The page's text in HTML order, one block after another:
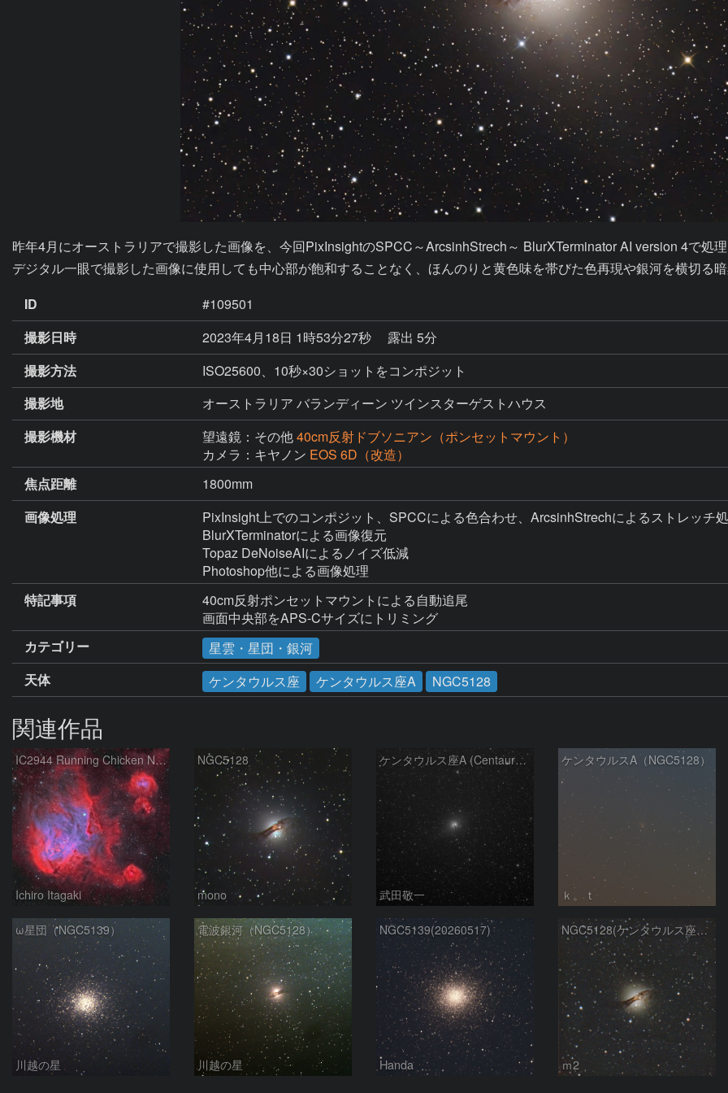
昨年4月にオーストラリアで撮影した画像を、今回PixInsightのSPCC～ArcsinhStrech～ BlurXTerminator AI version 4で処
デジタル一眼で撮影した画像に使用しても中心部が飽和することなく、ほんのりと黄色味を帯びた色再現や銀河を横切る
ID
#109501
撮影日時
2023年4月18日 1時53分27秒
露出 5分
撮影方法
ISO25600、10秒×30ショットをコンポジット
撮影地
オーストラリア バランディーン ツインスターゲストハウス
撮影機材
望遠鏡：その他40cm反射ドブソニアン（ポンセットマウント）
カメラ：キヤノン EOS 6D（改造）
焦点距離
1800mm
画像処理
PixInsight上でのコンポジット、SPCCによる色合わせ、ArcsinhStrechによるストレッチ
BlurXTerminatorによる画像復元
Topaz DeNoiseAIによるノイズ低減
Photoshop他による画像処理
特記事項
40cm反射ポンセットマウントによる自動追尾
画面中央部をAPS-Cサイズにトリミング
カテゴリー
星雲・星団・銀河
天体
ケンタウルス座 ケンタウルス座A NGC5128
関連作品
IC2944 Running Chicken Nebula
Ichiro Itagaki
NGC5128
mono
ケンタウルス座A (Centaurus A)
武田敬一
ケンタウルスA（NGC5128）
ｋ。ｔ
ω星団（NGC5139）
川越の星
電波銀河（NGC5128）
川越の星
NGC5139(20260517)
Handa
NGC5128(ケンタウルス座A）
ｍ2